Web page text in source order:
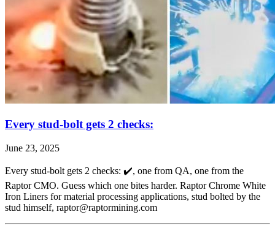
Every stud-bolt gets 2 checks:
June 23, 2025
Every stud-bolt gets 2 checks: ✔️, one from QA, one from the
Raptor CMO. Guess which one bites harder. Raptor Chrome White
Iron Liners for material processing applications, stud bolted by the
stud himself, raptor@raptormining.com